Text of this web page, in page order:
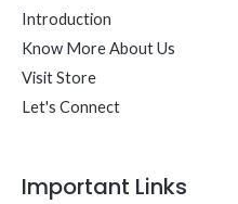
Introduction
Know More About Us
Visit Store
Let's Connect
Important Links